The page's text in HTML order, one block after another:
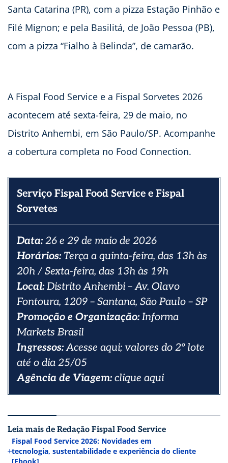
Santa Catarina (PR), com a pizza Estação Pinhão e
Filé Mignon; e pela Basilitá, de João Pessoa (PB),
com a pizza “Fialho à Belinda”, de camarão.
A Fispal Food Service e a Fispal Sorvetes 2026
acontecem até sexta-feira, 29 de maio, no
Distrito Anhembi, em São Paulo/SP. Acompanhe
a cobertura completa no Food Connection.
Serviço Fispal Food Service e Fispal
Sorvetes
Data:26 e 29 de maio de 2026
Horários: Terça a quinta-feira, das 13h às
20h / Sexta-feira, das 13h às 19h
Local:Distrito Anhembi – Av. Olavo
Fontoura, 1209 – Santana, São Paulo – SP
Promoção e Organização:Informa
Markets Brasil
Ingressos:Acesse aqui; valores do 2º lote
até o dia 25/05
Agência de Viagem:clique aqui
Leia mais de Redação Fispal Food Service
Fispal Food Service 2026: Novidades em
tecnologia, sustentabilidade e experiência do cliente